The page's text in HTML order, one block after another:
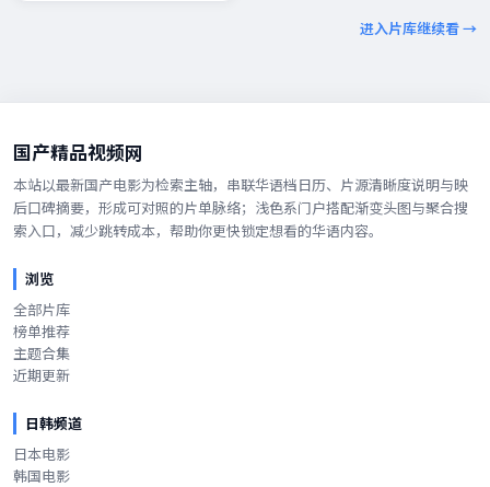
进入片库继续看 →
国产精品视频网
本站以最新国产电影为检索主轴，串联华语档日历、片源清晰度说明与映
后口碑摘要，形成可对照的片单脉络；浅色系门户搭配渐变头图与聚合搜
索入口，减少跳转成本，帮助你更快锁定想看的华语内容。
浏览
全部片库
榜单推荐
主题合集
近期更新
日韩频道
日本电影
韩国电影